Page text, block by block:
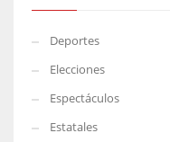
Deportes
Elecciones
Espectáculos
Estatales